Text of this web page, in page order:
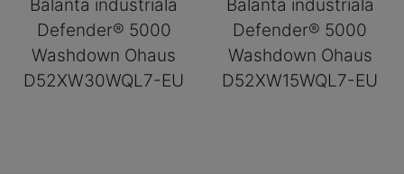
Balanta industriala
Defender® 5000
Washdown Ohaus
D52XW30WQL7-EU
Balanta industriala
Defender® 5000
Washdown Ohaus
D52XW15WQL7-EU